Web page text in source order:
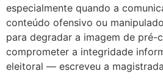
especialmente quando a
conteúdo ofensivo ou
para degradar a imagem de pré-
comprometer a integridade
eleitoral — escreveu a